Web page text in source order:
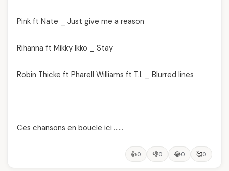
Pink ft Nate _ Just give me a reason
Rihanna ft Mikky Ikko _ Stay
Robin Thicke ft Pharell Williams ft T.I. _ Blurred lines
Ces chansons en boucle ici ……
👍0 👎0 😂0 🥰0